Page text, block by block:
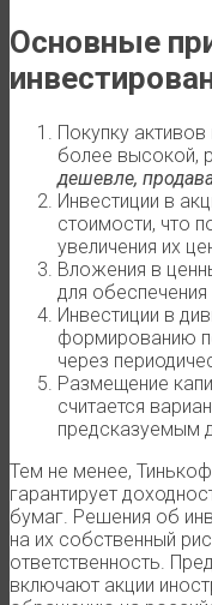
Основные
Покупку
более высокой,
дешевле,
Инвестиции в
стоимости, что
увеличения их
Вложения в
для
Инвестиции в
формированию
через
Размещение
считается
предсказуемым
Тем не менее,
гарантирует
бумаг. Решения об
на их собственный
ответственность.
включают акции